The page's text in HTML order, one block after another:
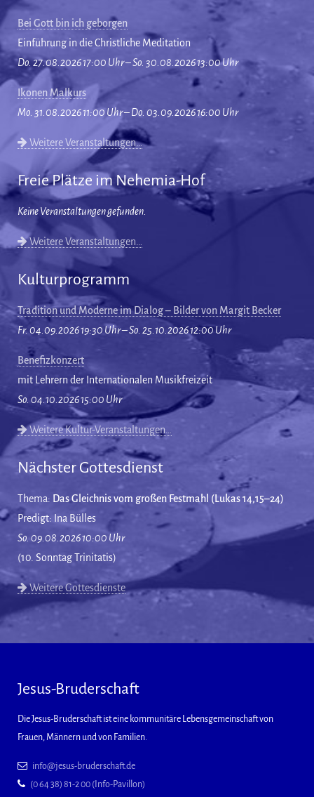
Bei Gott bin ich geborgen
Einführung in die Christliche Meditation
Do. 27.08.2026 17:00 Uhr – So. 30.08.2026 13:00 Uhr
Ikonen Malkurs
Mo. 31.08.2026 11:00 Uhr – Do. 03.09.2026 16:00 Uhr
Weitere Veranstaltungen…
Freie Plätze im Nehemia-Hof
Keine Veranstaltungen gefunden.
Weitere Veranstaltungen…
Kulturprogramm
Tradition und Moderne im Dialog – Bilder von Margit Becker
Fr. 04.09.2026 19:30 Uhr – So. 25.10.2026 12:00 Uhr
Benefizkonzert
mit Lehrern der Internationalen Musikfreizeit
So. 04.10.2026 15:00 Uhr
Weitere Kultur-Veranstaltungen…
Nächster Gottesdienst
Thema: Das Gleichnis vom großen Festmahl (Lukas 14,15–24)
Predigt: Ina Bülles
So. 09.08.2026 10:00 Uhr
(10. Sonntag Trinitatis)
Weitere Gottesdienste
Jesus-Bruderschaft
Die Jesus-Bruderschaft ist eine kommunitäre Lebensgemeinschaft von
Frauen, Männern und von Familien.
info@jesus-bruderschaft.de
(0 64 38) 81-2 00 (Info-Pavillon)